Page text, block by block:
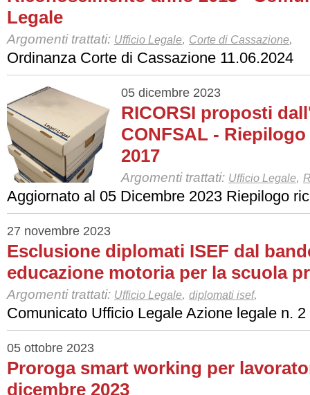
Legale
Argomenti trattati: Ufficio Legale, Corte di Cassazione,
Ordinanza Corte di Cassazione 11.06.2024
05 dicembre 2023
RICORSI proposti
CONFSAL -
2017
Argomenti trattati: Ufficio Legale,
Aggiornato al 05 Dicembre 2023 Riepilogo
27 novembre 2023
Esclusione diplomati ISEF dal
educazione motoria per la scuola
Argomenti trattati: Ufficio Legale, diplomati isef,
Comunicato Ufficio Legale Azione legale n.
05 ottobre 2023
Proroga smart working per
dicembre 2023